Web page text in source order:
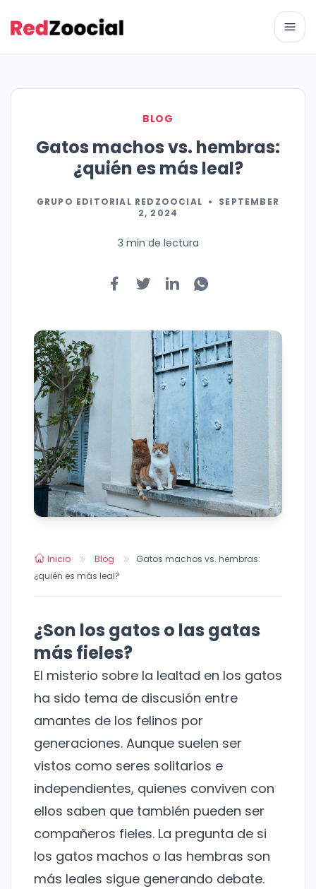
BLOG
Gatos machos vs. hembras:
¿quién es más leal?
GRUPO EDITORIAL REDZOOCIAL •
SEPTEMBER
2, 2024
3 min de lectura
Inicio Blog
Gatos machos vs. hembras:
¿quién es más leal?
¿Son los gatos o las gatas
más fieles?
El misterio sobre la lealtad en los gatos
ha sido tema de discusión entre
amantes de los felinos por
generaciones. Aunque suelen ser
vistos como seres solitarios e
independientes, quienes conviven con
ellos saben que también pueden ser
compañeros fieles. La pregunta de si
los gatos machos o las hembras son
más leales sigue generando debate.